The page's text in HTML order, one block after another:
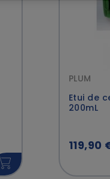
PLUM
Etui de
200mL
119,90